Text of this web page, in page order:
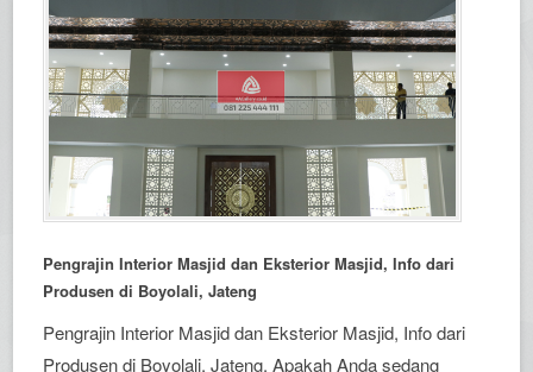
Pengrajin Interior Masjid dan Eksterior Masjid, Info dari
Produsen di Boyolali, Jateng
Pengrajin Interior Masjid dan Eksterior Masjid, Info dari
Produsen di Boyolali, Jateng. Apakah Anda sedang